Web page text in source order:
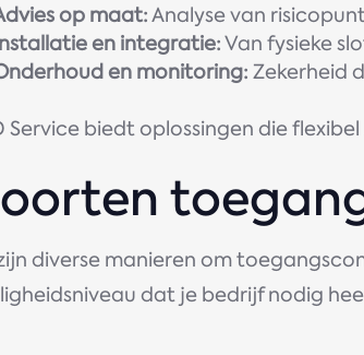
op maat:Analyse van
en integratie:Van fysieke
en monitoring: Zekerheid
Service biedt oplossingen die
diverse manieren om
dat je bedrijf nodig